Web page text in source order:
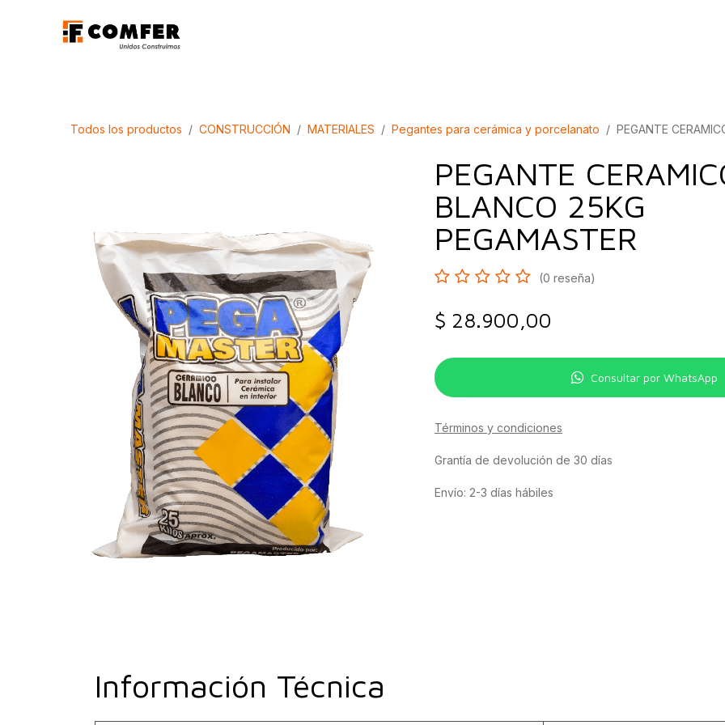
Todos los productos CONSTRUCCIÓN MATERIALES Pegantes para cerámica y porcelanato PEGANTE
PEGANTE
BLANCO 25KG
PEGAMASTER
(0 reseña)
$ 28.900,00
Consultar por WhatsApp
Términos y condiciones
Grantía de devolución de 30 días
Envío: 2-3 días hábiles
Información Técnica